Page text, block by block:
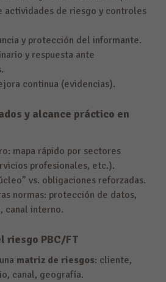
actividades de riesgo y controles
y protección del informante.
y respuesta ante
continua (evidencias).
y alcance práctico en
mapa rápido por sectores
profesionales, etc.).
vs. obligaciones reforzadas.
normas: protección de datos,
canal interno.
riesgo PBC/FT
matriz de riesgos: cliente,
canal, geografía.